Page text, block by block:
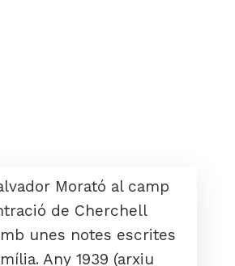
Morató al camp
de Cherchell
unes notes escrites
Any 1939 (arxiu